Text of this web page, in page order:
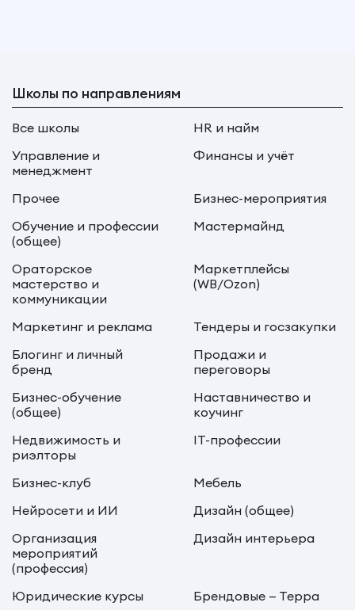
Школы по направлениям
Все школы
HR и найм
Управление и
менеджмент
Финансы и учёт
Прочее
Бизнес-мероприятия
Обучение и профессии
(общее)
Мастермайнд
Ораторское
мастерство и
коммуникации
Маркетплейсы
(WB/Ozon)
Маркетинг и реклама
Тендеры и госзакупки
Блогинг и личный
бренд
Продажи и
переговоры
Бизнес-обучение
(общее)
Наставничество и
коучинг
Недвижимость и
риэлторы
IT-профессии
Бизнес-клуб
Мебель
Нейросети и ИИ
Дизайн (общее)
Организация
мероприятий
(профессия)
Дизайн интерьера
Юридические курсы
Брендовые — Терра